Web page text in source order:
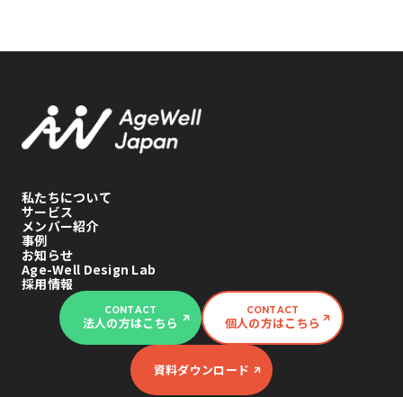
私たちについて
サービス
メンバー紹介
事例
お知らせ
Age-Well Design Lab
採用情報
CONTACT
法人の方はこちら
CONTACT
個人の方はこちら
資料ダウンロード